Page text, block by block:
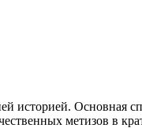
историей.
метизов в